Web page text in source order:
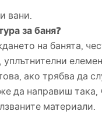
вани.
за баня?
на банята,
ако трябва да
да направиш така,
материали.